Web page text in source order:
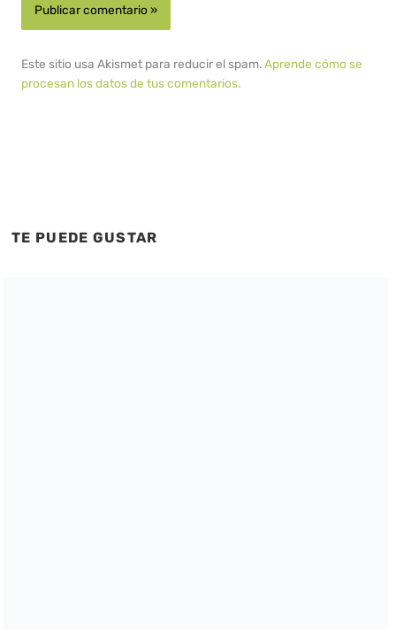
Este sitio usa Akismet para reducir el spam.Aprende cómo se
procesan los datos de tus comentarios.
TE PUEDE GUSTAR